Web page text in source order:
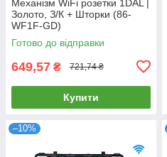
Механізм WiFi розетки 1DAL |
Золото, З/К + Шторки (86-
WF1F-GD)
Готово до відправки
649,57 ₴ 721,74 ₴
Купити
–10%